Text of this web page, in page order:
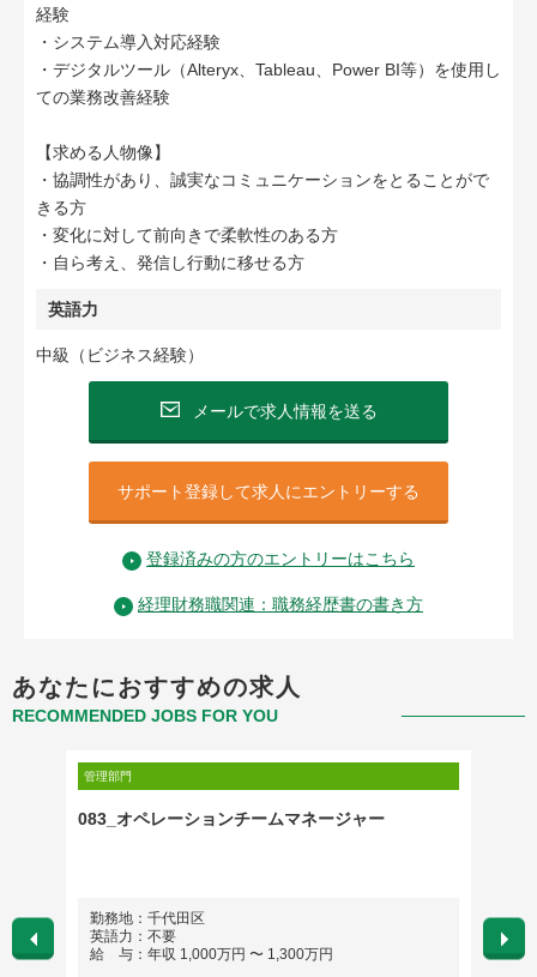
経験
・システム導入対応経験
・デジタルツール（Alteryx、Tableau、Power BI等）を使用し
ての業務改善経験
【求める人物像】
・協調性があり、誠実なコミュニケーションをとることがで
きる方
・変化に対して前向きで柔軟性のある方
・自ら考え、発信し行動に移せる方
英語力
中級（ビジネス経験）
メールで求人情報を送る
サポート登録して求人にエントリーする
登録済みの方のエントリーはこちら
経理財務職関連：職務経歴書の書き方
あなたにおすすめの求人
RECOMMENDED JOBS FOR YOU
管理部門
083_オペレーションチームマネージャー
勤務地：千代田区
英語力：不要
給 与：年収 1,000万円 〜 1,300万円
勤務
英語
給